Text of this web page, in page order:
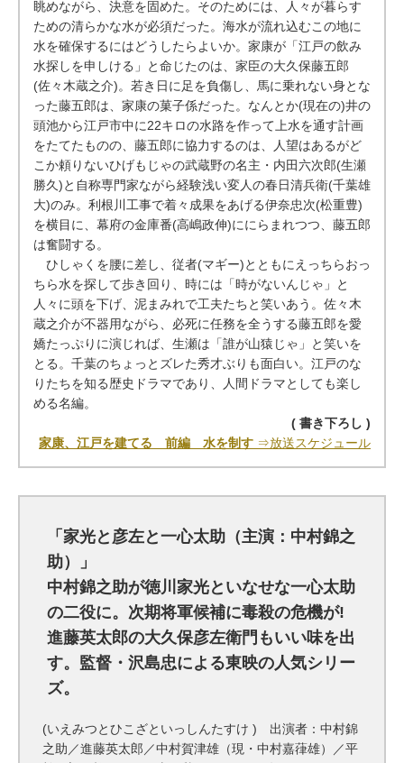
眺めながら、決意を固めた。そのためには、人々が暮らす
ための清らかな水が必須だった。海水が流れ込むこの地に
水を確保するにはどうしたらよいか。家康が「江戸の飲み
水探しを申しける」と命じたのは、家臣の大久保藤五郎
(佐々木蔵之介)。若き日に足を負傷し、馬に乗れない身とな
った藤五郎は、家康の菓子係だった。なんとか(現在の)井の
頭池から江戸市中に22キロの水路を作って上水を通す計画
をたてたものの、藤五郎に協力するのは、人望はあるがど
こか頼りないひげもじゃの武蔵野の名主・内田六次郎(生瀬
勝久)と自称専門家ながら経験浅い変人の春日清兵衛(千葉雄
大)のみ。利根川工事で着々成果をあげる伊奈忠次(松重豊)
を横目に、幕府の金庫番(高嶋政伸)ににらまれつつ、藤五郎
は奮闘する。
ひしゃくを腰に差し、従者(マギー)とともにえっちらおっ
ちら水を探して歩き回り、時には「時がないんじゃ」と
人々に頭を下げ、泥まみれで工夫たちと笑いあう。佐々木
蔵之介が不器用ながら、必死に任務を全うする藤五郎を愛
嬌たっぷりに演じれば、生瀬は「誰が山猿じゃ」と笑いを
とる。千葉のちょっとズレた秀才ぶりも面白い。江戸のな
りたちを知る歴史ドラマであり、人間ドラマとしても楽し
める名編。
( 書き下ろし )
家康、江戸を建てる 前編 水を制す ⇒放送スケジュール
「家光と彦左と一心太助（主演：中村錦之
助）」
中村錦之助が徳川家光といなせな一心太助
の二役に。次期将軍候補に毒殺の危機が!
進藤英太郎の大久保彦左衛門もいい味を出
す。監督・沢島忠による東映の人気シリー
ズ。
(いえみつとひこざといっしんたすけ ) 出演者：中村錦
之助／進藤英太郎／中村賀津雄（現・中村嘉葎雄）／平